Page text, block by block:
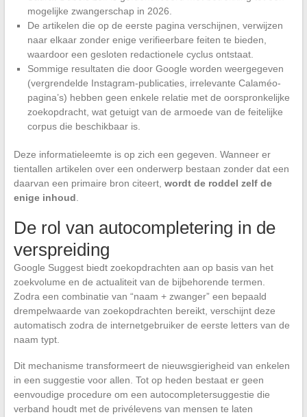
mogelijke zwangerschap in 2026.
De artikelen die op de eerste pagina verschijnen, verwijzen
naar elkaar zonder enige verifieerbare feiten te bieden,
waardoor een gesloten redactionele cyclus ontstaat.
Sommige resultaten die door Google worden weergegeven
(vergrendelde Instagram-publicaties, irrelevante Calaméo-
pagina’s) hebben geen enkele relatie met de oorspronkelijke
zoekopdracht, wat getuigt van de armoede van de feitelijke
corpus die beschikbaar is.
Deze informatieleemte is op zich een gegeven. Wanneer er
tientallen artikelen over een onderwerp bestaan zonder dat een
daarvan een primaire bron citeert, wordt de roddel zelf de
enige inhoud
De rol van autocompletering in de
verspreiding
Google Suggest biedt zoekopdrachten aan op basis van het
zoekvolume en de actualiteit van de bijbehorende termen.
Zodra een combinatie van “naam + zwanger” een bepaald
drempelwaarde van zoekopdrachten bereikt, verschijnt deze
automatisch zodra de internetgebruiker de eerste letters van de
naam typt.
Dit mechanisme transformeert de nieuwsgierigheid van enkelen
in een suggestie voor allen. Tot op heden bestaat er geen
eenvoudige procedure om een autocompletersuggestie die
verband houdt met de privélevens van mensen te laten